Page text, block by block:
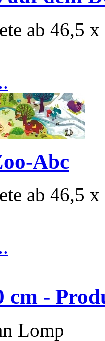
ab 46,5
Abc
ab 46,5
cm -
Lomp